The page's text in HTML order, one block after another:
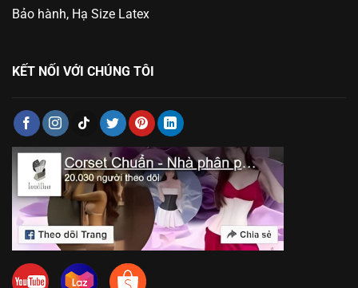
Bảo hành, Hạ Size Latex
KẾT NỐI VỚI CHÚNG TÔI